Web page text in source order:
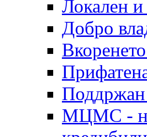
Локален и
Добро
Поддржан
МЦМС -